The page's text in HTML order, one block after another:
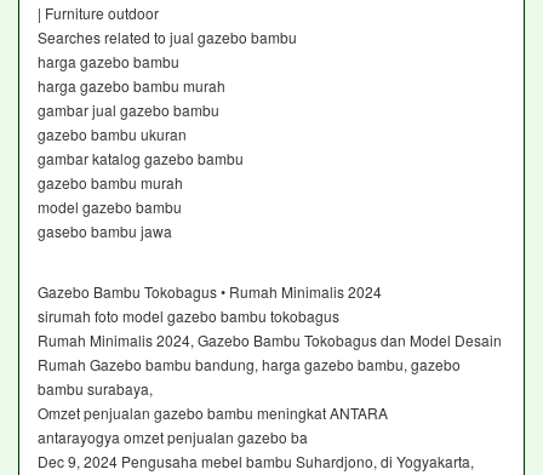
| Furniture outdoor
Searches related to jual gazebo bambu
harga gazebo bambu
harga gazebo bambu murah
gambar jual gazebo bambu
gazebo bambu ukuran
gambar katalog gazebo bambu
gazebo bambu murah
model gazebo bambu
gasebo bambu jawa
Gazebo Bambu Tokobagus • Rumah Minimalis 2024
sirumah foto model gazebo bambu tokobagus
Rumah Minimalis 2024, Gazebo Bambu Tokobagus dan Model Desain
Rumah Gazebo bambu bandung, harga gazebo bambu, gazebo
bambu surabaya,
Omzet penjualan gazebo bambu meningkat ANTARA
antarayogya omzet penjualan gazebo ba
Dec 9, 2024 Pengusaha mebel bambu Suhardjono, di Yogyakarta,